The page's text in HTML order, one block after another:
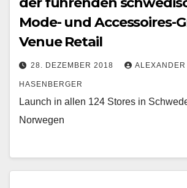
Mode- und Accessoires-
Venue Retail
28. DEZEMBER 2018 ALEXANDER
HASENBERGER
Launch in allen 124 Stores in
Norwegen